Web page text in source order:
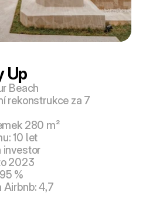
Up
Beach
rekonstrukce za 7
280 m²
10 let
investor
2023
%
Airbnb: 4,7